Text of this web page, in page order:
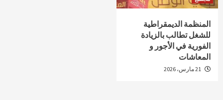
المنظمة الديمقراطية
للشغل تطالب بالزيادة
الفورية في الأجور و
المعاشات